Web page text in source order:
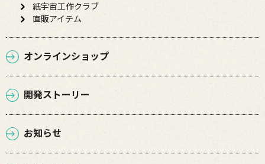
紙宇宙工作クラブ
直販アイテム
オンラインショップ
開発ストーリー
お知らせ